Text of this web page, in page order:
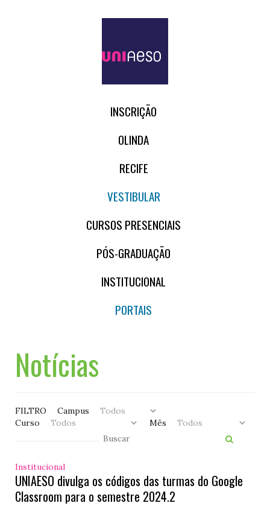
INSCRIÇÃO
OLINDA
RECIFE
VESTIBULAR
CURSOS PRESENCIAIS
PÓS-GRADUAÇÃO
INSTITUCIONAL
PORTAIS
Notícias
FILTRO
Campus
Curso
Mês
Institucional
UNIAESO divulga os códigos das turmas do Google
Classroom para o semestre 2024.2